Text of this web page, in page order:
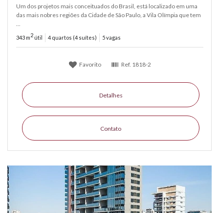
Um dos projetos mais conceituados do Brasil, está localizado em uma
das mais nobres regiões da Cidade de São Paulo, a Vila Olímpia que tem
...
343 m2 útil 4 quartos (4 suítes) 5 vagas
Favorito Ref. 1818-2
Detalhes
Contato